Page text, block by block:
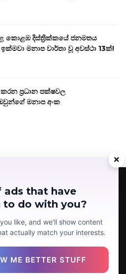
×
ads that have
to do with you?
like, and we'll show content
actually match your interests.
ME BETTER STUFF
කොළඹ දිස්ත්‍රික්කයේ ජනමතය
මනාප වාර්තා වූ අවස්ථා 13ක්!
ප්‍රධාන පක්ෂවල
මනාප අංක
Instagram
TikTok
YouTube
News LK (Pvt) Ltd.